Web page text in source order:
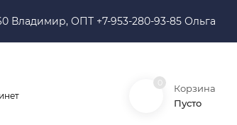
Владимир, ОПТ +7-953-280-93-85 Ольга
Корзина
Пусто